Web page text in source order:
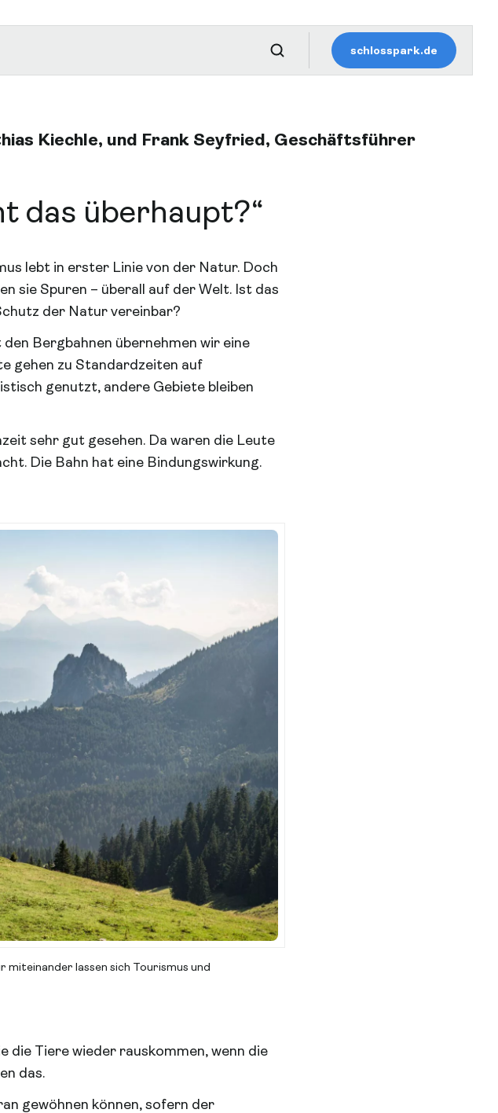
schlosspark.de
Kiechle, und Frank Seyfried, Geschäftsführer
das überhaupt?“
lebt in erster Linie von der Natur. Doch
sie Spuren – überall auf der Welt. Ist das
der Natur vereinbar?
Bergbahnen übernehmen wir eine
gehen zu Standardzeiten auf
genutzt, andere Gebiete bleiben
sehr gut gesehen. Da waren die Leute
Die Bahn hat eine Bindungswirkung.
miteinander lassen sich Tourismus und
die Tiere wieder rauskommen, wenn die
das.
gewöhnen können, sofern der